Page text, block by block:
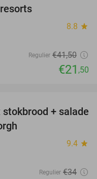
8.8 star
Regulier €41,50
€21 ,50
44%
+ salade
9.4 star
Regulier €34